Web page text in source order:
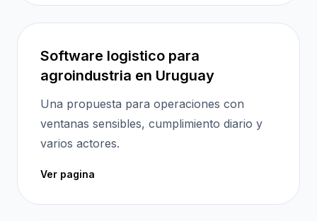
Software logistico para
agroindustria en Uruguay
Una propuesta para operaciones con
ventanas sensibles, cumplimiento diario y
varios actores.
Ver pagina